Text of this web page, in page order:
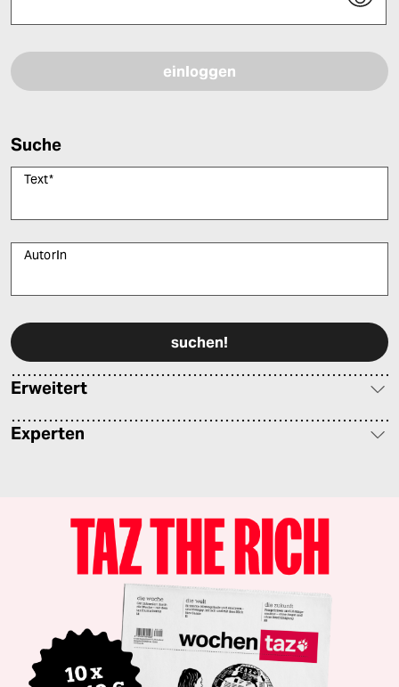
Suche
Text*
AutorIn
Erweitert
Experten